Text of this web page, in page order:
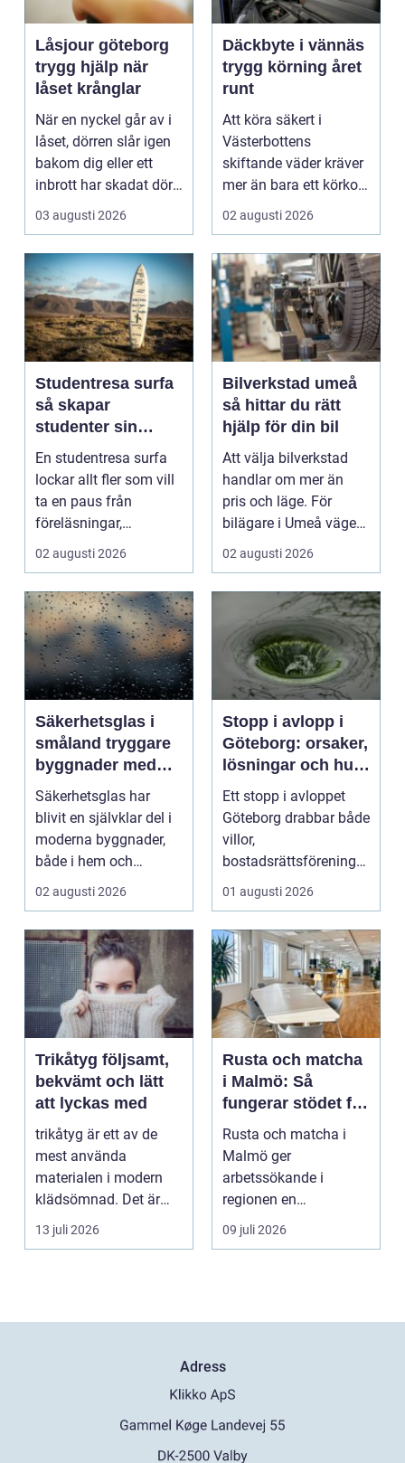
Låsjour göteborg
trygg hjälp när
låset krånglar
När en nyckel går av i
låset, dörren slår igen
bakom dig eller ett
inbrott har skadat dörr
och karm,...
03 augusti 2026
Däckbyte i vännäs
trygg körning året
runt
Att köra säkert i
Västerbottens
skiftande väder kräver
mer än bara ett körkort
och en pålitlig bil. ...
02 augusti 2026
Studentresa surfa
så skapar
studenter sin
ultimata paus från
plugget
En studentresa surfa
lockar allt fler som vill
ta en paus från
föreläsningar,
tentaplugg och sena
02 augusti 2026
Bilverkstad umeå
så hittar du rätt
hjälp för din bil
Att välja bilverkstad
handlar om mer än
pris och läge. För
bilägare i Umeå väger
trygghet, tillgängl...
02 augusti 2026
Säkerhetsglas i
småland tryggare
byggnader med
smarta
glaslösningar
Säkerhetsglas har
blivit en självklar del i
moderna byggnader,
både i hem och
offentliga miljöer. I ...
02 augusti 2026
Stopp i avlopp i
Göteborg: orsaker,
lösningar och hur
problem kan
undvikas
Ett stopp i avloppet
Göteborg drabbar både
villor,
bostadsrättsföreningar
01 augusti 2026
Trikåtyg följsamt,
bekvämt och lätt
att lyckas med
trikåtyg är ett av de
mest använda
materialen i modern
klädsömnad. Det är
mjukt, elastiskt och
formb...
13 juli 2026
Rusta och matcha
i Malmö: Så
fungerar stödet för
dig som söker
jobb
Rusta och matcha i
Malmö ger
arbetssökande i
regionen en
strukturerad och
personlig vä...
09 juli 2026
Adress